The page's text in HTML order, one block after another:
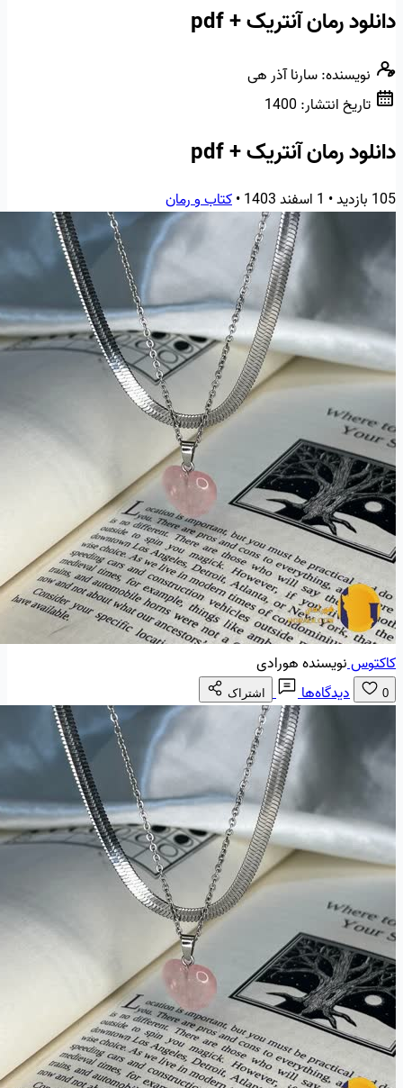
دانلود رمان آنتریک + pdf
نویسنده:سارنا آذر هی
تاریخ انتشار: 1400
دانلود رمان آنتریک + pdf
105 بازدید • 1 اسفند 1403 •کتاب و رمان
کاکتوسنویسنده هورادی
0 دیدگاه‌ها اشتراک